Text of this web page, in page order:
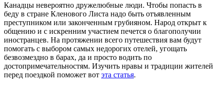
Канадцы невероятно дружелюбные люди. Чтобы попасть в
беду в стране Кленового Листа надо быть отъявленным
преступником или законченным грубияном. Народ открыт к
общению и с искренним участием печется о благополучии
иностранцев. На протяжении всего путешествия вам будут
помогать с выбором самых недорогих отелей, угощать
безвозмездно в барах, да и просто водить по
достопримечательностям. Изучить нравы и традиции жителей
перед поездкой поможет вот эта статья.